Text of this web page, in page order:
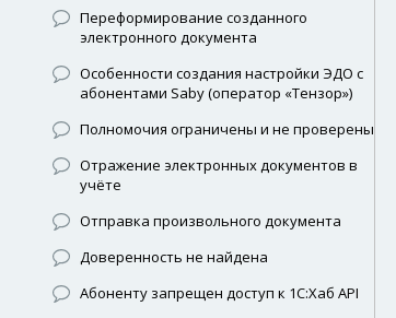
Переформирование созданного
электронного документа
Особенности создания настройки ЭДО с
абонентами Saby (оператор «Тензор»)
Полномочия ограничены и не проверены
Отражение электронных документов в
учёте
Отправка произвольного документа
Доверенность не найдена
Абоненту запрещен доступ к 1С:Хаб API